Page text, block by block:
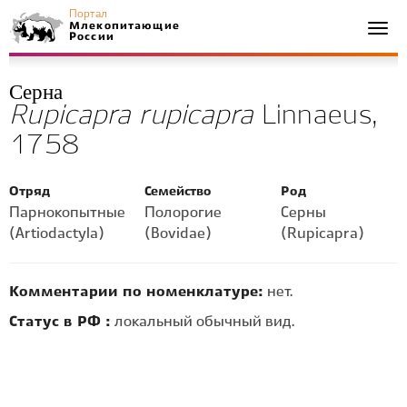
Портал
Млекопитающие
России
Серна
Rupicapra rupicapra Linnaeus,
1758
Отряд
Парнокопытные
(Artiodactyla)
Семейство
Полорогие
(Bovidae)
Род
Серны
(Rupicapra)
Комментарии по номенклатуре: нет.
Статус в РФ : локальный обычный вид.